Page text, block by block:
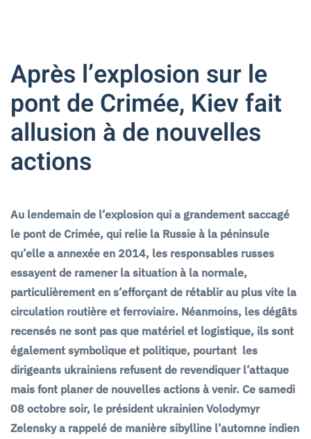
Après l’explosion sur le
pont de Crimée, Kiev fait
allusion à de nouvelles
actions
Au lendemain de l’explosion qui a grandement saccagé
le pont de Crimée, qui relie la Russie à la péninsule
qu’elle a annexée en 2014, les responsables russes
essayent de ramener la situation à la normale,
particulièrement en s’efforçant de rétablir au plus vite la
circulation routière et ferroviaire. Néanmoins, les dégâts
recensés ne sont pas que matériel et logistique, ils sont
également symbolique et politique, pourtant les
dirigeants ukrainiens refusent de revendiquer l’attaque
mais font planer de nouvelles actions à venir. Ce samedi
08 octobre soir, le président ukrainien Volodymyr
Zelensky a rappelé de manière sibylline l’automne indien